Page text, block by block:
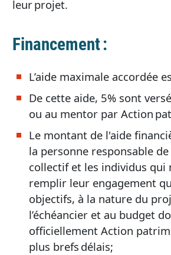
leur projet.
Financement :
L’aide maximale accordée
De cette aide, 5% sont
ou au mentor par Action
Le montant de l'aide
la personne responsable
collectif et les individus qui
remplir leur engagement
objectifs, à la nature du
l’échéancier et au budget
officiellement Action
plus brefs délais;